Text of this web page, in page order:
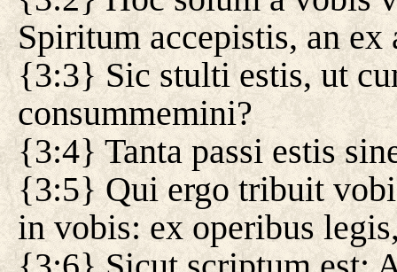
Spiritum accepistis, an
{3:3} Sic stulti estis, ut
consummemini?
{3:4} Tanta passi estis
{3:5} Qui ergo tribuit
in vobis: ex operibus